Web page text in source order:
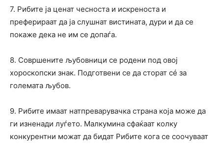
7. Рибите ја ценат чесноста и искреноста и
преферираат да ја слушнат вистината, дури и да се
покаже дека не им се допаѓа.
8. Совршените љубовници се родени под овој
хороскопски знак. Подготвени се да сторат сé за
големата љубов.
9. Рибите имаат натпреварувачка страна која може да
ги изненади луѓето. Малкумина сфаќаат колку
конкурентни можат да бидат Рибите кога се соочуваат